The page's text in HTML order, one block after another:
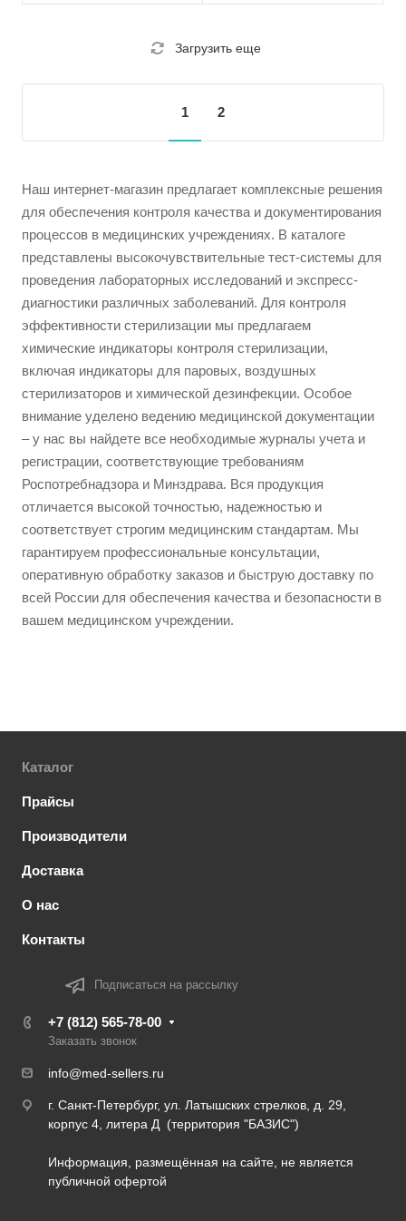
Загрузить еще
1 2
Наш интернет-магазин предлагает комплексные решения
для обеспечения контроля качества и документирования
процессов в медицинских учреждениях. В каталоге
представлены высокочувствительные тест-системы для
проведения лабораторных исследований и экспресс-
диагностики различных заболеваний. Для контроля
эффективности стерилизации мы предлагаем
химические индикаторы контроля стерилизации,
включая индикаторы для паровых, воздушных
стерилизаторов и химической дезинфекции. Особое
внимание уделено ведению медицинской документации
– у нас вы найдете все необходимые журналы учета и
регистрации, соответствующие требованиям
Роспотребнадзора и Минздрава. Вся продукция
отличается высокой точностью, надежностью и
соответствует строгим медицинским стандартам. Мы
гарантируем профессиональные консультации,
оперативную обработку заказов и быструю доставку по
всей России для обеспечения качества и безопасности в
вашем медицинском учреждении.
Каталог
Прайсы
Производители
Доставка
О нас
Контакты
Подписаться на рассылку
+7 (812) 565-78-00
Заказать звонок
info@med-sellers.ru
г. Санкт-Петербург, ул. Латышских стрелков, д. 29,
корпус 4, литера Д (территория "БАЗИС")
Информация, размещённая на сайте, не является
публичной офертой